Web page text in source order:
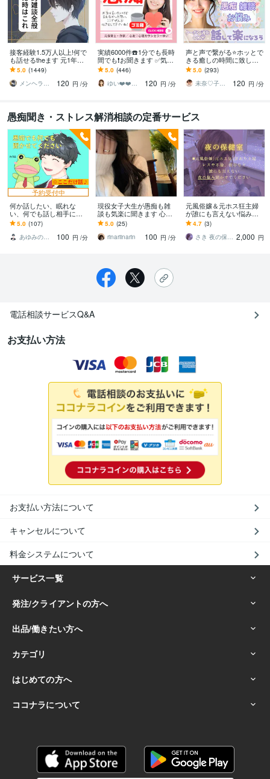
接客経験1.5万人以上!何で
も話せるtheます 元1年以
上No.1ホストと気軽に雑
談！もちろん愚痴も歓迎
5.0 (1449)
メンヘラ救世主 えの
120 円 /分
実績6000件☎️1分でも長時
間でも❗️お聞きます ✅気持
ちわかって❗️⚡️イライラ⚡️も
やもや⚡️何でもOK♡
5.0 (446)
ゆい❤️❤️癒しの心友
120 円 /分
声と声で繋がる⭐️ホッとで
きる癒しの時間に致しま
す 泣いて笑って✨ありの
ままのあなたで♬気軽に
心のケアしましょ✨
5.0 (293)
未奈♡子供のようにありのままで⭐️
120 円 /分
愚痴聞き・ストレス解消相談の定番サービス
予約受付中
何か話したい、眠れな
い、何でも話し相手にな
ります おしゃべりに【理
由】なんて窮屈です(*Ü*)
5.0 (107)
あゆみの☆あなたを応援・肯定し隊
100 円 /分
現役女子大生が愚痴も雑
談も気楽に聞きます 心の
モヤモヤ吐き出してくだ
さい♡
5.0 (25)
rinariinarin
100 円 /分
元風俗嬢＆元ホス狂主婦
が誰にも言えない悩み聴
きます 不倫・レス・性
癖・ホストへの依存な
ど、メンヘラ長文も大歓
4.7 (3)
さき 夜の保健室 2,000 円
電話相談サービスQ&A
お支払い方法
お支払い方法について
キャンセルについて
料金システムについて